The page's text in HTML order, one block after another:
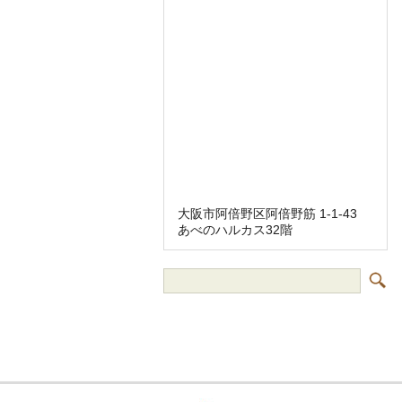
大阪市阿倍野区阿倍野筋 1-1-43
あべのハルカス32階